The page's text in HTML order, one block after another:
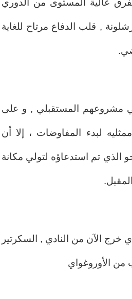
عالية المستوى من الدوري
, قلب الدفاع مرتاح للغاية
مشروعهم المستقبلي , و على
لبدء المفاوضات ، إلا أن
الذي تم استدعاؤه لتولي مكانة
خرج الآن من النادي , السكرتير
من الأوروغواي